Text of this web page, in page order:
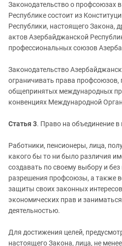
Законодательство о профсоюзах
Республике состоит из
Республики, настоящего Закона,
актов Азербайджанской
профессиональных союзов
Законодательство
ограничивать права профсоюзов,
общепринятых международных
конвенциях Международной
Статья 3. Право на объединение
Работники, пенсионеры, лица,
какого бы то ни было различия
создавать по своему выбору и
разрешения профсоюзы, а также
защиты своих законных
экономических прав и
деятельностью.
Для достижения целей,
настоящего Закона, лица, не